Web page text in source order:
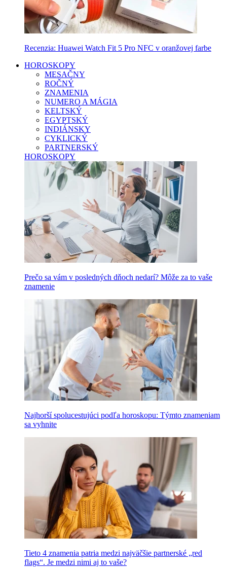
Recenzia: Huawei Watch Fit 5 Pro NFC v oranžovej farbe
HOROSKOPY
MESAČNY
ROČNÝ
ZNAMENIA
NUMERO A MÁGIA
KELTSKÝ
EGYPTSKÝ
INDIÁNSKY
CYKLICKÝ
PARTNERSKÝ
HOROSKOPY
Prečo sa vám v posledných dňoch nedarí? Môže za to vaše
znamenie
Najhorší spolucestujúci podľa horoskopu: Týmto znameniam
sa vyhnite
Tieto 4 znamenia patria medzi najväčšie partnerské „red
flags“. Je medzi nimi aj to vaše?